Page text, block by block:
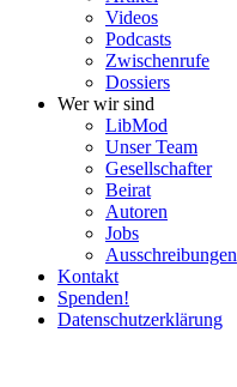
Videos
Podcasts
Zwischenrufe
Dossiers
Wer wir sind
LibMod
Unser Team
Gesell­schafter
Beirat
Autoren
Jobs
Ausschrei­bungen
Kontakt
Spenden!
Daten­schutz­er­klärung